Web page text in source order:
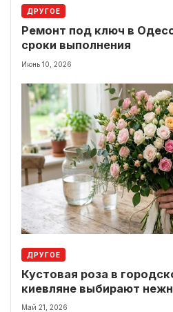
ДРУГОЕ
Ремонт под ключ в
сроки выполнения
Июнь 10, 2026
ДРУГОЕ
Кустовая роза в
киевляне выбирают
вместо классики
Май 21, 2026